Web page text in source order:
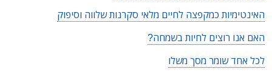
האינטימיות כמקפצה לחיים מלאי סקרנות שלווה וסיפוק
האם אנו רוצים לחיות בשמחה?
לכל אחד שומר מסך משלו